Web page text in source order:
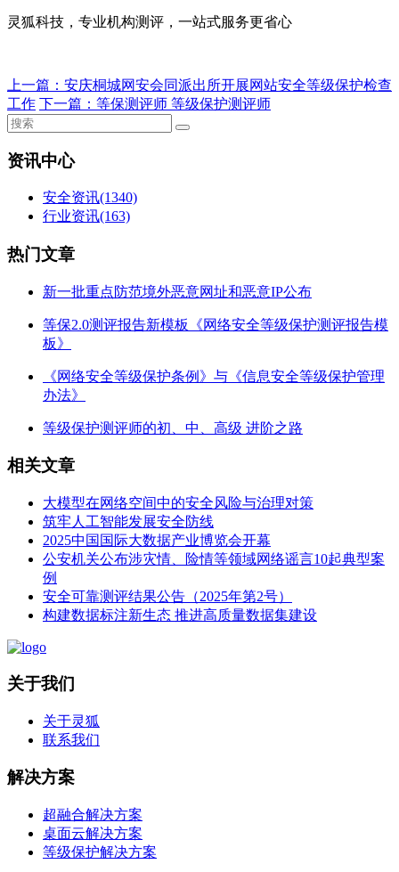
灵狐科技，专业机构测评，一站式服务更省心
上一篇： 安庆桐城网安会同派出所开展网站安全等级保护检查
工作 下一篇： 等保测评师 等级保护测评师
资讯中心
安全资讯(1340)
行业资讯(163)
热门文章
新一批重点防范境外恶意网址和恶意IP公布
等保2.0测评报告新模板《网络安全等级保护测评报告模
板》
《网络安全等级保护条例》与《信息安全等级保护管理
办法》
等级保护测评师的初、中、高级 进阶之路
相关文章
大模型在网络空间中的安全风险与治理对策
筑牢人工智能发展安全防线
2025中国国际大数据产业博览会开幕
公安机关公布涉灾情、险情等领域网络谣言10起典型案
例
安全可靠测评结果公告（2025年第2号）
构建数据标注新生态 推进高质量数据集建设
关于我们
关于灵狐
联系我们
解决方案
超融合解决方案
桌面云解决方案
等级保护解决方案